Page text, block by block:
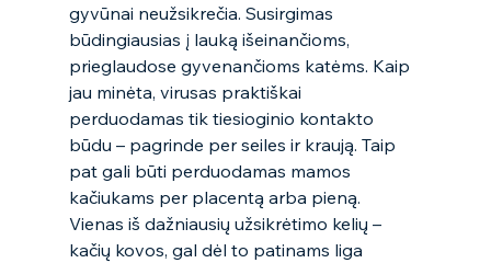
gyvūnai neužsikrečia. Susirgimas
būdingiausias į lauką išeinančioms,
prieglaudose gyvenančioms katėms. Kaip
jau minėta, virusas praktiškai
perduodamas tik tiesioginio kontakto
būdu – pagrinde per seiles ir kraują. Taip
pat gali būti perduodamas mamos
kačiukams per placentą arba pieną.
Vienas iš dažniausių užsikrėtimo kelių –
kačių kovos, gal dėl to patinams liga